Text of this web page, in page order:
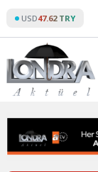
content
USD47.62 TRY